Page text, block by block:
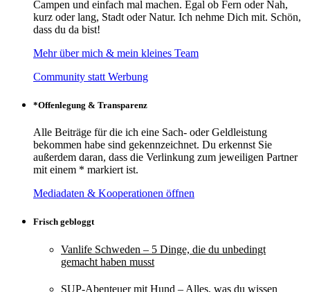
Campen und einfach mal machen. Egal ob Fern oder Nah,
kurz oder lang, Stadt oder Natur. Ich nehme Dich mit. Schön,
dass du da bist!
Mehr über mich & mein kleines Team
Community statt Werbung
*Offenlegung & Transparenz
Alle Beiträge für die ich eine Sach- oder Geldleistung
bekommen habe sind gekennzeichnet. Du erkennst Sie
außerdem daran, dass die Verlinkung zum jeweiligen Partner
mit einem * markiert ist.
Mediadaten & Kooperationen öffnen
Frisch gebloggt
Vanlife Schweden – 5 Dinge, die du unbedingt
gemacht haben musst
SUP-Abenteuer mit Hund – Alles, was du wissen